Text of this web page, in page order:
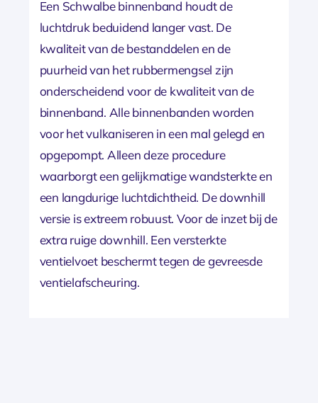
Een Schwalbe binnenband houdt de
luchtdruk beduidend langer vast. De
kwaliteit van de bestanddelen en de
puurheid van het rubbermengsel zijn
onderscheidend voor de kwaliteit van de
binnenband. Alle binnenbanden worden
voor het vulkaniseren in een mal gelegd en
opgepompt. Alleen deze procedure
waarborgt een gelijkmatige wandsterkte en
een langdurige luchtdichtheid. De downhill
versie is extreem robuust. Voor de inzet bij de
extra ruige downhill. Een versterkte
ventielvoet beschermt tegen de gevreesde
ventielafscheuring.